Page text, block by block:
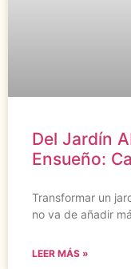
Del Jardín
Ensueño:
Transformar un
no va de añadir
LEER MÁS »